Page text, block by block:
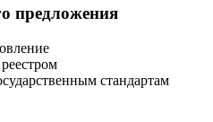
предложения
стандартам